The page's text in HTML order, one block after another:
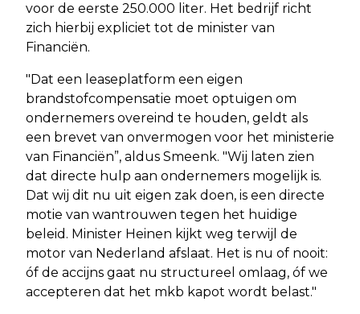
voor de eerste 250.000 liter. Het bedrijf richt
zich hierbij expliciet tot de minister van
Financiën.
"Dat een leaseplatform een eigen
brandstofcompensatie moet optuigen om
ondernemers overeind te houden, geldt als
een brevet van onvermogen voor het ministerie
van Financiën”, aldus Smeenk. "Wij laten zien
dat directe hulp aan ondernemers mogelijk is.
Dat wij dit nu uit eigen zak doen, is een directe
motie van wantrouwen tegen het huidige
beleid. Minister Heinen kijkt weg terwijl de
motor van Nederland afslaat. Het is nu of nooit:
óf de accijns gaat nu structureel omlaag, óf we
accepteren dat het mkb kapot wordt belast."